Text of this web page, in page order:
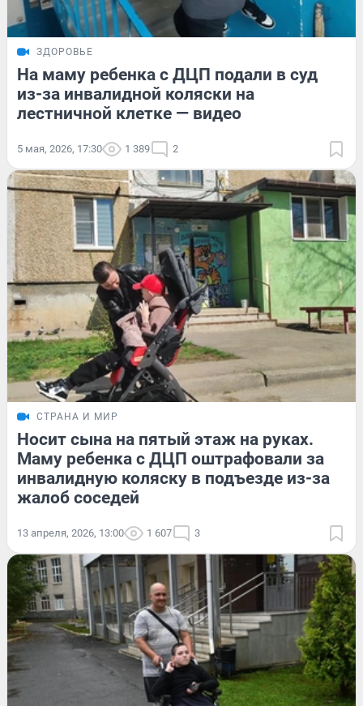
ЗДОРОВЬЕ
На маму ребенка с ДЦП подали в суд
из-за инвалидной коляски на
лестничной клетке — видео
5 мая, 2026, 17:30 1 389 2
СТРАНА И МИР
Носит сына на пятый этаж на руках.
Маму ребенка с ДЦП оштрафовали за
инвалидную коляску в подъезде из-за
жалоб соседей
13 апреля, 2026, 13:00 1 607 3